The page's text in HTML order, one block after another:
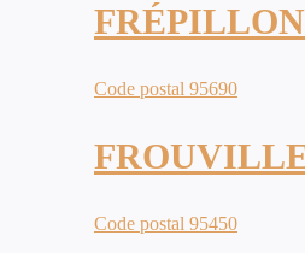
FRÉPILLON
Code postal 95690
Code postal 95450